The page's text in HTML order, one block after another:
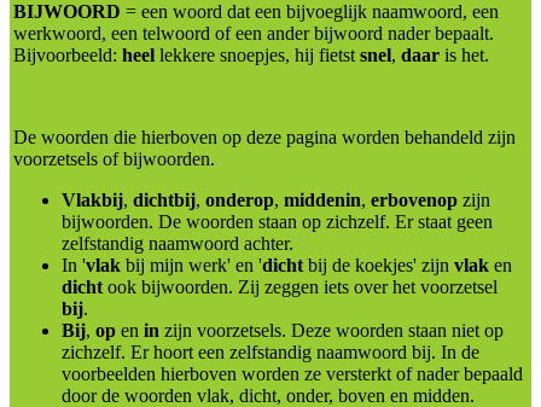
BIJWOORD = een woord dat een bijvoeglijk naamwoord, een
werkwoord, een telwoord of een ander bijwoord nader bepaalt.
Bijvoorbeeld: heel lekkere snoepjes, hij fietst snel, daar is het.
De woorden die hierboven op deze pagina worden behandeld zijn
voorzetsels of bijwoorden.
Vlakbij, dichtbij, onderop, middenin, erbovenop zijn
bijwoorden. De woorden staan op zichzelf. Er staat geen
zelfstandig naamwoord achter.
In 'vlak bij mijn werk' en 'dicht bij de koekjes' zijn vlak en
dicht ook bijwoorden. Zij zeggen iets over het voorzetsel
bij.
Bij, op en in zijn voorzetsels. Deze woorden staan niet op
zichzelf. Er hoort een zelfstandig naamwoord bij. In de
voorbeelden hierboven worden ze versterkt of nader bepaald
door de woorden vlak, dicht, onder, boven en midden.